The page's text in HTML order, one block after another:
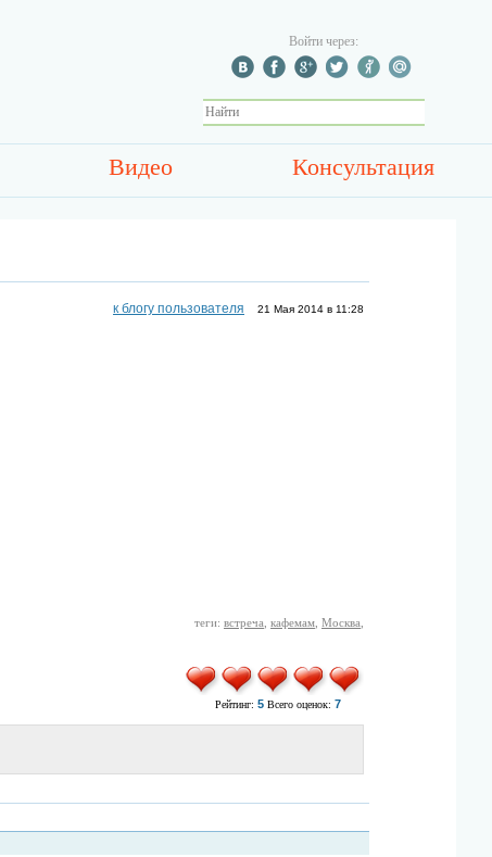
Войти через:
Видео Консультация
к блогу пользователя 21 Мая 2014 в 11:28
теги: встреча кафемам Москва
Рейтинг: 5Всего оценок: 7